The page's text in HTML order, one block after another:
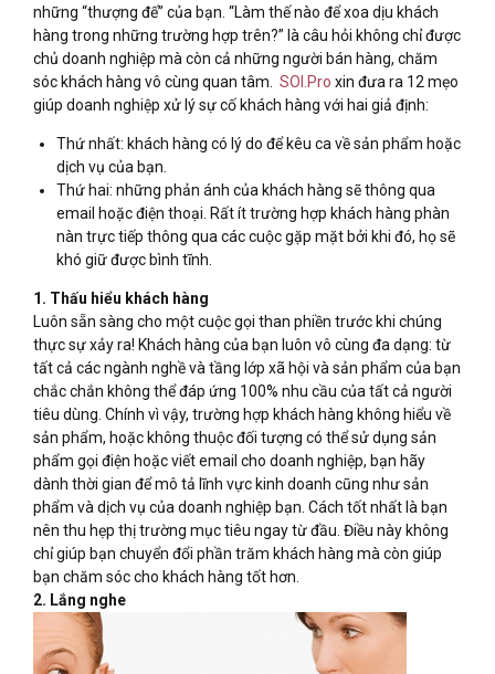
những “thượng đế” của bạn. “Làm thế nào để xoa dịu khách
hàng trong những trường hợp trên?” là câu hỏi không chỉ được
chủ doanh nghiệp mà còn cả những người bán hàng, chăm
sóc khách hàng vô cùng quan tâm. SOI.Pro xin đưa ra 12 mẹo
giúp doanh nghiệp xử lý sự cố khách hàng với hai giả định:
Thứ nhất: khách hàng có lý do để kêu ca về sản phẩm hoặc
dịch vụ của bạn.
Thứ hai: những phản ánh của khách hàng sẽ thông qua
email hoặc điện thoại. Rất ít trường hợp khách hàng phàn
nàn trực tiếp thông qua các cuộc gặp mặt bởi khi đó, họ sẽ
khó giữ được bình tĩnh.
1. Thấu hiểu khách hàng
Luôn sẵn sàng cho một cuộc gọi than phiền trước khi chúng
thực sự xảy ra! Khách hàng của bạn luôn vô cùng đa dạng: từ
tất cả các ngành nghề và tầng lớp xã hội và sản phẩm của bạn
chắc chắn không thể đáp ứng 100% nhu cầu của tất cả người
tiêu dùng. Chính vì vậy, trường hợp khách hàng không hiểu về
sản phẩm, hoặc không thuộc đối tượng có thể sử dụng sản
phẩm gọi điện hoặc viết email cho doanh nghiệp, bạn hãy
dành thời gian để mô tả lĩnh vực kinh doanh cũng như sản
phẩm và dịch vụ của doanh nghiệp bạn. Cách tốt nhất là bạn
nên thu hẹp thị trường mục tiêu ngay từ đầu. Điều này không
chỉ giúp bạn chuyển đổi phần trăm khách hàng mà còn giúp
bạn chăm sóc cho khách hàng tốt hơn.
2. Lắng nghe